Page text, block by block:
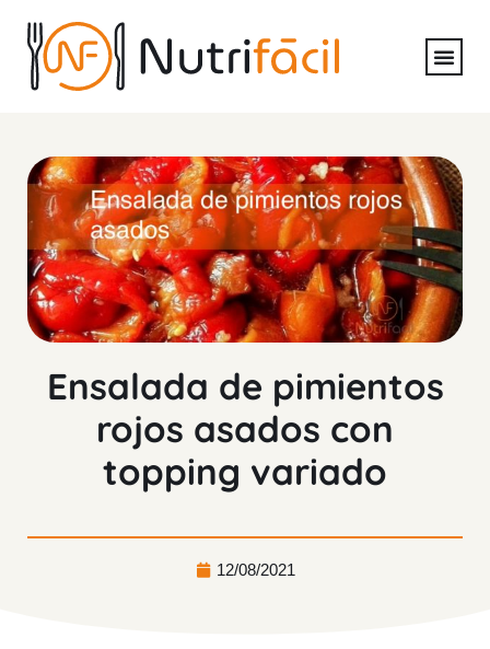
Ensalada de pimientos
rojos asados con
topping variado
12/08/2021